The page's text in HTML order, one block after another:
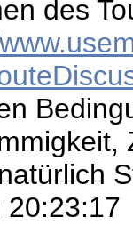
des
20:23:17